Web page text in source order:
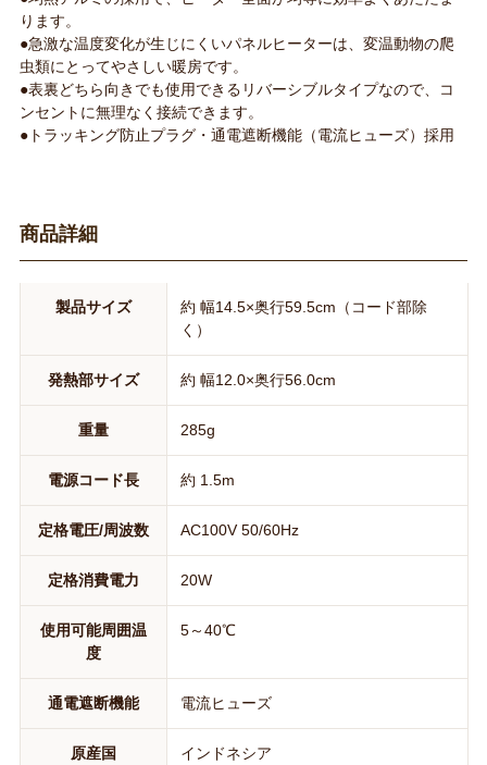
ります。
●急激な温度変化が生じにくいパネルヒーターは、変温動物の爬
虫類にとってやさしい暖房です。
●表裏どちら向きでも使用できるリバーシブルタイプなので、コ
ンセントに無理なく接続できます。
●トラッキング防止プラグ・通電遮断機能（電流ヒューズ）採用
商品詳細
製品サイズ
約 幅14.5×奥行59.5cm（コード部除
く）
発熱部サイズ 約 幅12.0×奥行56.0cm
重量 285g
電源コード長 約 1.5m
定格電圧/周波数 AC100V 50/60Hz
定格消費電力 20W
使用可能周囲温
度
5～40℃
通電遮断機能 電流ヒューズ
原産国 インドネシア